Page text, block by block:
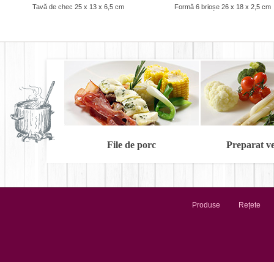
Tavă de chec 25 x 13 x 6,5 cm Formă 6 brioșe 26 x 18 x 2,5 cm
File de porc Preparat
Produse Rețete